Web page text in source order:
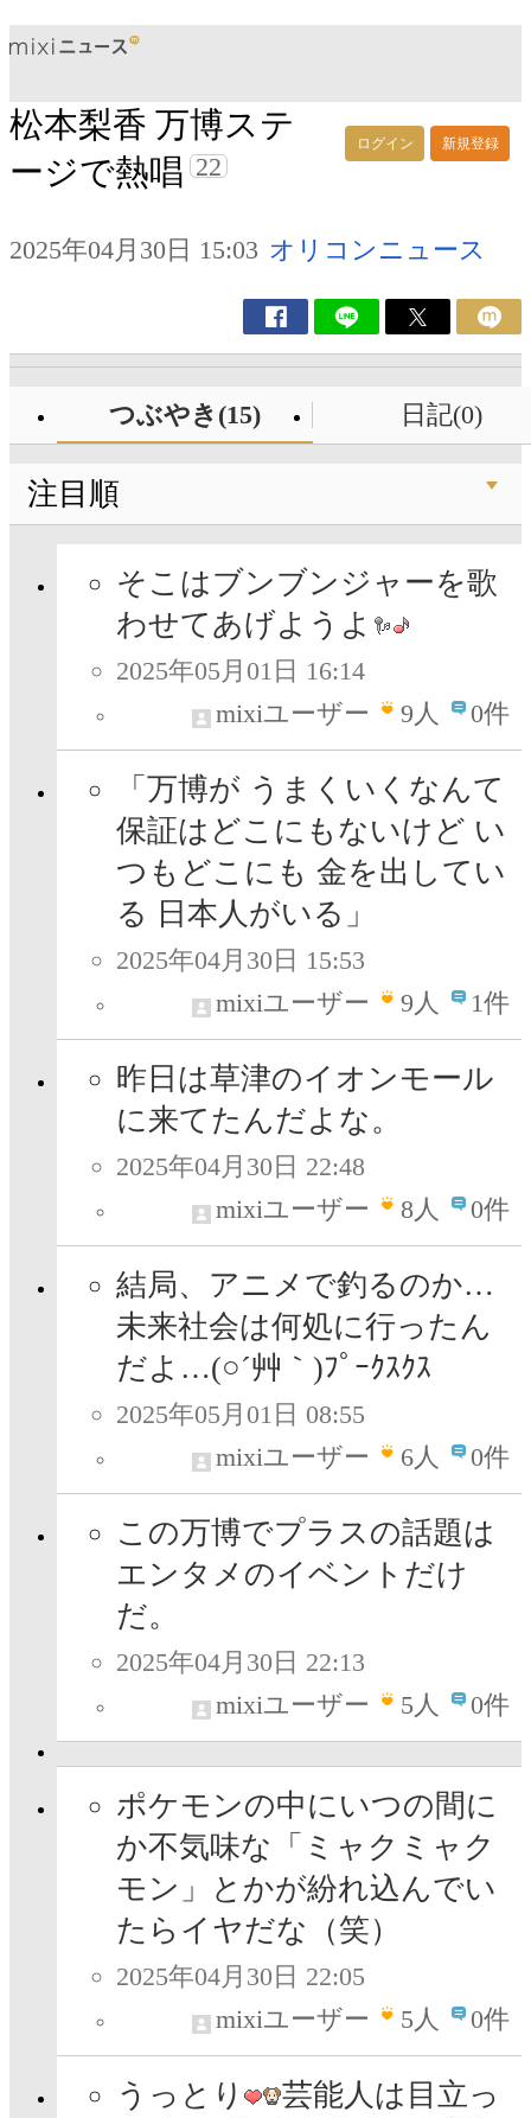
ログイン 新規登録
松本梨香 万博ステ
ージで熱唱 22
2025年04月30日 15:03 オリコンニュース
つぶやき(15) 日記(0)
注目順
そこはブンブンジャーを歌
わせてあげようよ
2025年05月01日 16:14
mixiユーザー
9人 0件
「万博が うまくいくなんて
保証はどこにもないけど い
つもどこにも 金を出してい
る 日本人がいる」
2025年04月30日 15:53
mixiユーザー
9人 1件
昨日は草津のイオンモール
に来てたんだよな。
2025年04月30日 22:48
mixiユーザー
8人 0件
結局、アニメで釣るのか…
未来社会は何処に行ったん
だよ…(○´艸｀)ﾌﾟｰｸｽｸｽ
2025年05月01日 08:55
mixiユーザー
6人 0件
この万博でプラスの話題は
エンタメのイベントだけ
だ。
2025年04月30日 22:13
mixiユーザー
5人 0件
ポケモンの中にいつの間に
か不気味な「ミャクミャク
モン」とかが紛れ込んでい
たらイヤだな（笑）
2025年04月30日 22:05
mixiユーザー
5人 0件
うっとり
芸能人は目立っ